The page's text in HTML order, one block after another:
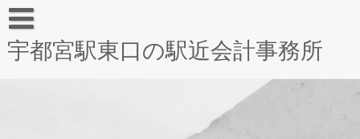
宇都宮駅東口の駅近会計事務所